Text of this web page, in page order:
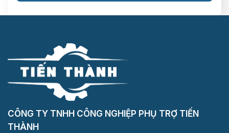
CÔNG TY TNHH CÔNG NGHIỆP PHỤ TRỢ TIẾN
THÀNH